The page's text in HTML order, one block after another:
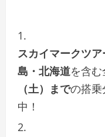
スカイマークツ
島・北海道を含む
（土）までの搭乗
中！